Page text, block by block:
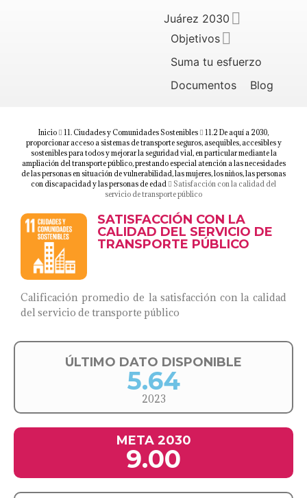
Juárez 2030
Objetivos
Suma tu esfuerzo
Documentos
Blog
Inicio 11. Ciudades y Comunidades Sostenibles
11.2 De aquí a 2030,
proporcionar acceso a sistemas de transporte seguros, asequibles, accesibles y
sostenibles para todos y mejorar la seguridad vial, en particular mediante la
ampliación del transporte público, prestando especial atención a las necesidades
de las personas en situación de vulnerabilidad, las mujeres, los niños, las personas
con discapacidad y las personas de edad
Satisfacción con la calidad del
servicio de transporte público
SATISFACCIÓN CON LA
CALIDAD DEL SERVICIO DE
TRANSPORTE PÚBLICO
Calificación promedio de la satisfacción con la calidad
del servicio de transporte público
ÚLTIMO DATO DISPONIBLE
5.64
2023
META 2030
9.00